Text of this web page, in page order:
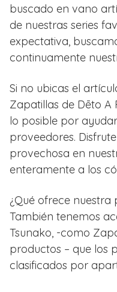
buscado en vano
de nuestras series
expectativa,
continuamente
Si no ubicas el
Zapatillas de Dēto A
lo posible por
proveedores.
provechosa en
enteramente a los
¿Qué ofrece
También tenemos
Tsunako, -como
productos – que los
clasificados por